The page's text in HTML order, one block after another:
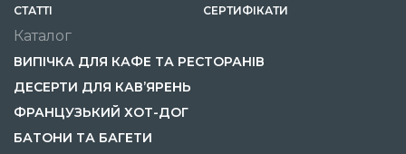
СТАТТІ
СЕРТИФІКАТИ
Каталог
ВИПІЧКА ДЛЯ КАФЕ ТА РЕСТОРАНІВ
ДЕСЕРТИ ДЛЯ КАВ’ЯРЕНЬ
ФРАНЦУЗЬКИЙ ХОТ-ДОГ
БАТОНИ ТА БАГЕТИ